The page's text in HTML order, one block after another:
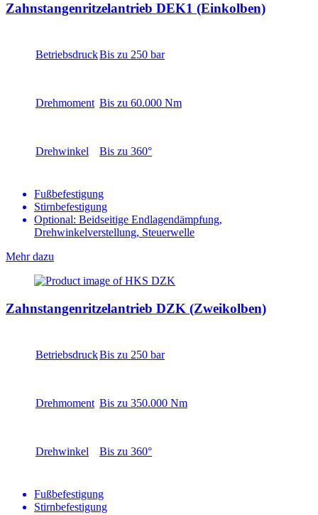
Zahnstangenritzelantrieb DEK1 (Einkolben)
BetriebsdruckBis zu 250 bar
Drehmoment Bis zu 60.000 Nm
Drehwinkel Bis zu 360°
Fußbefestigung
Stirnbefestigung
Optional: Beidseitige Endlagendämpfung,
Drehwinkelverstellung, Steuerwelle
Mehr dazu
Zahnstangenritzelantrieb DZK (Zweikolben)
BetriebsdruckBis zu 250 bar
Drehmoment Bis zu 350.000 Nm
Drehwinkel Bis zu 360°
Fußbefestigung
Stirnbefestigung